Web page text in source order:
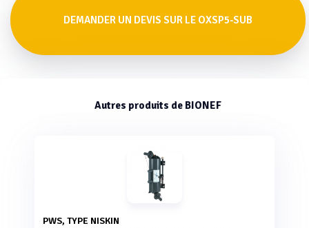
DEMANDER UN DEVIS SUR LE OXSP5-SUB
Autres produits de BIONEF
PWS, TYPE NISKIN